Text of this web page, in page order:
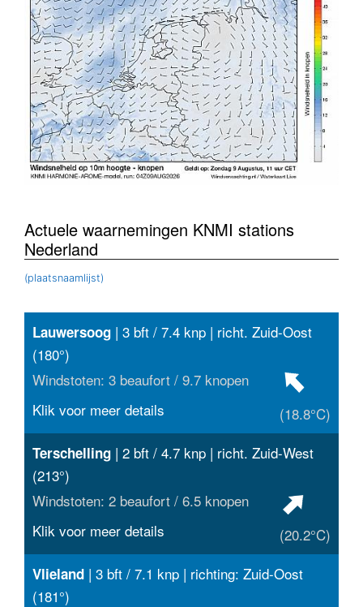
Actuele waarnemingen KNMI stations
Nederland
(plaatsnaamlijst)
Lauwersoog | 3 bft / 7.4 knp | richt. Zuid-Oost
(180°)
Windstoten: 3 beaufort / 9.7 knopen
(18.8°C)
Klik voor meer details
Terschelling | 2 bft / 4.7 knp | richt. Zuid-West
(213°)
Windstoten: 2 beaufort / 6.5 knopen
(20.2°C)
Klik voor meer details
Vlieland | 3 bft / 7.1 knp | richting: Zuid-Oost
(181°)